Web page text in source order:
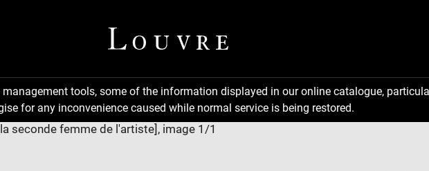
tools, some of the information displayed in our online catalogue,
for any inconvenience caused while normal service is being restored.